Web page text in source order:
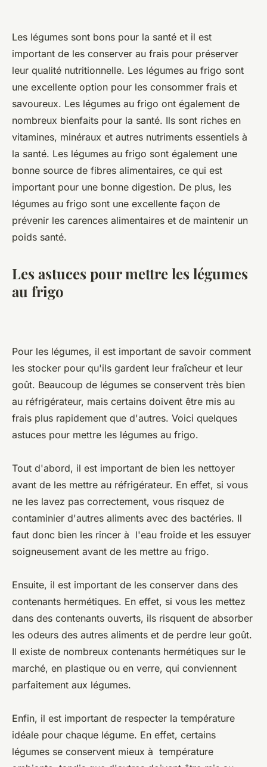
Les légumes sont bons pour la santé et il est
important de les conserver au frais pour préserver
leur qualité nutritionnelle. Les légumes au frigo sont
une excellente option pour les consommer frais et
savoureux. Les légumes au frigo ont également de
nombreux bienfaits pour la santé. Ils sont riches en
vitamines, minéraux et autres nutriments essentiels à
la santé. Les légumes au frigo sont également une
bonne source de fibres alimentaires, ce qui est
important pour une bonne digestion. De plus, les
légumes au frigo sont une excellente façon de
prévenir les carences alimentaires et de maintenir un
poids santé.
Les astuces pour mettre les légumes
au frigo
Pour les légumes, il est important de savoir comment
les stocker pour qu'ils gardent leur fraîcheur et leur
goût. Beaucoup de légumes se conservent très bien
au réfrigérateur, mais certains doivent être mis au
frais plus rapidement que d'autres. Voici quelques
astuces pour mettre les légumes au frigo.
Tout d'abord, il est important de bien les nettoyer
avant de les mettre au réfrigérateur. En effet, si vous
ne les lavez pas correctement, vous risquez de
contaminier d'autres aliments avec des bactéries. Il
faut donc bien les rincer à l'eau froide et les essuyer
soigneusement avant de les mettre au frigo.
Ensuite, il est important de les conserver dans des
contenants hermétiques. En effet, si vous les mettez
dans des contenants ouverts, ils risquent de absorber
les odeurs des autres aliments et de perdre leur goût.
Il existe de nombreux contenants hermétiques sur le
marché, en plastique ou en verre, qui conviennent
parfaitement aux légumes.
Enfin, il est important de respecter la température
idéale pour chaque légume. En effet, certains
légumes se conservent mieux à température